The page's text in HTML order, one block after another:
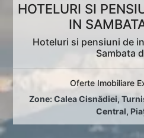
HOTELURI SI
IN
Hoteluri si pensiuni de
Sambata
Oferte Imobiliare
Zone:Calea Cisnădiei,
Central,